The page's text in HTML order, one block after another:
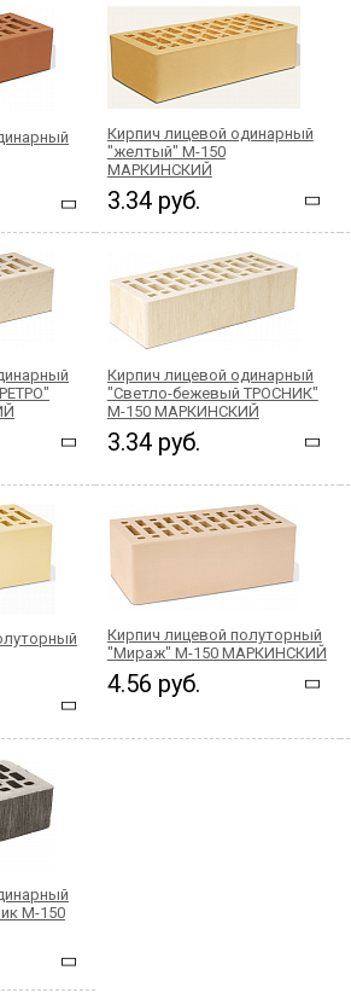
Кирпич лицевой одинарный
"желтый" М-150
МАРКИНСКИЙ
3.34 руб.
Кирпич лицевой одинарный
"Светло-бежевый ТРОСНИК"
М-150 МАРКИНСКИЙ
3.34 руб.
Кирпич лицевой полуторный
"Мираж" М-150 МАРКИНСКИЙ
4.56 руб.
М-150